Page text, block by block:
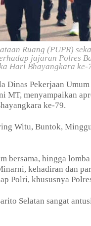
Ruang (PUPR)
jajaran Polres
Hari Bhayangkara ke-
Dinas Pekerjaan
menyampaikan
ke-79.
Witu, Buntok,
bersama, hingga
kehadiran dan
Polri, khususnya
Selatan sangat